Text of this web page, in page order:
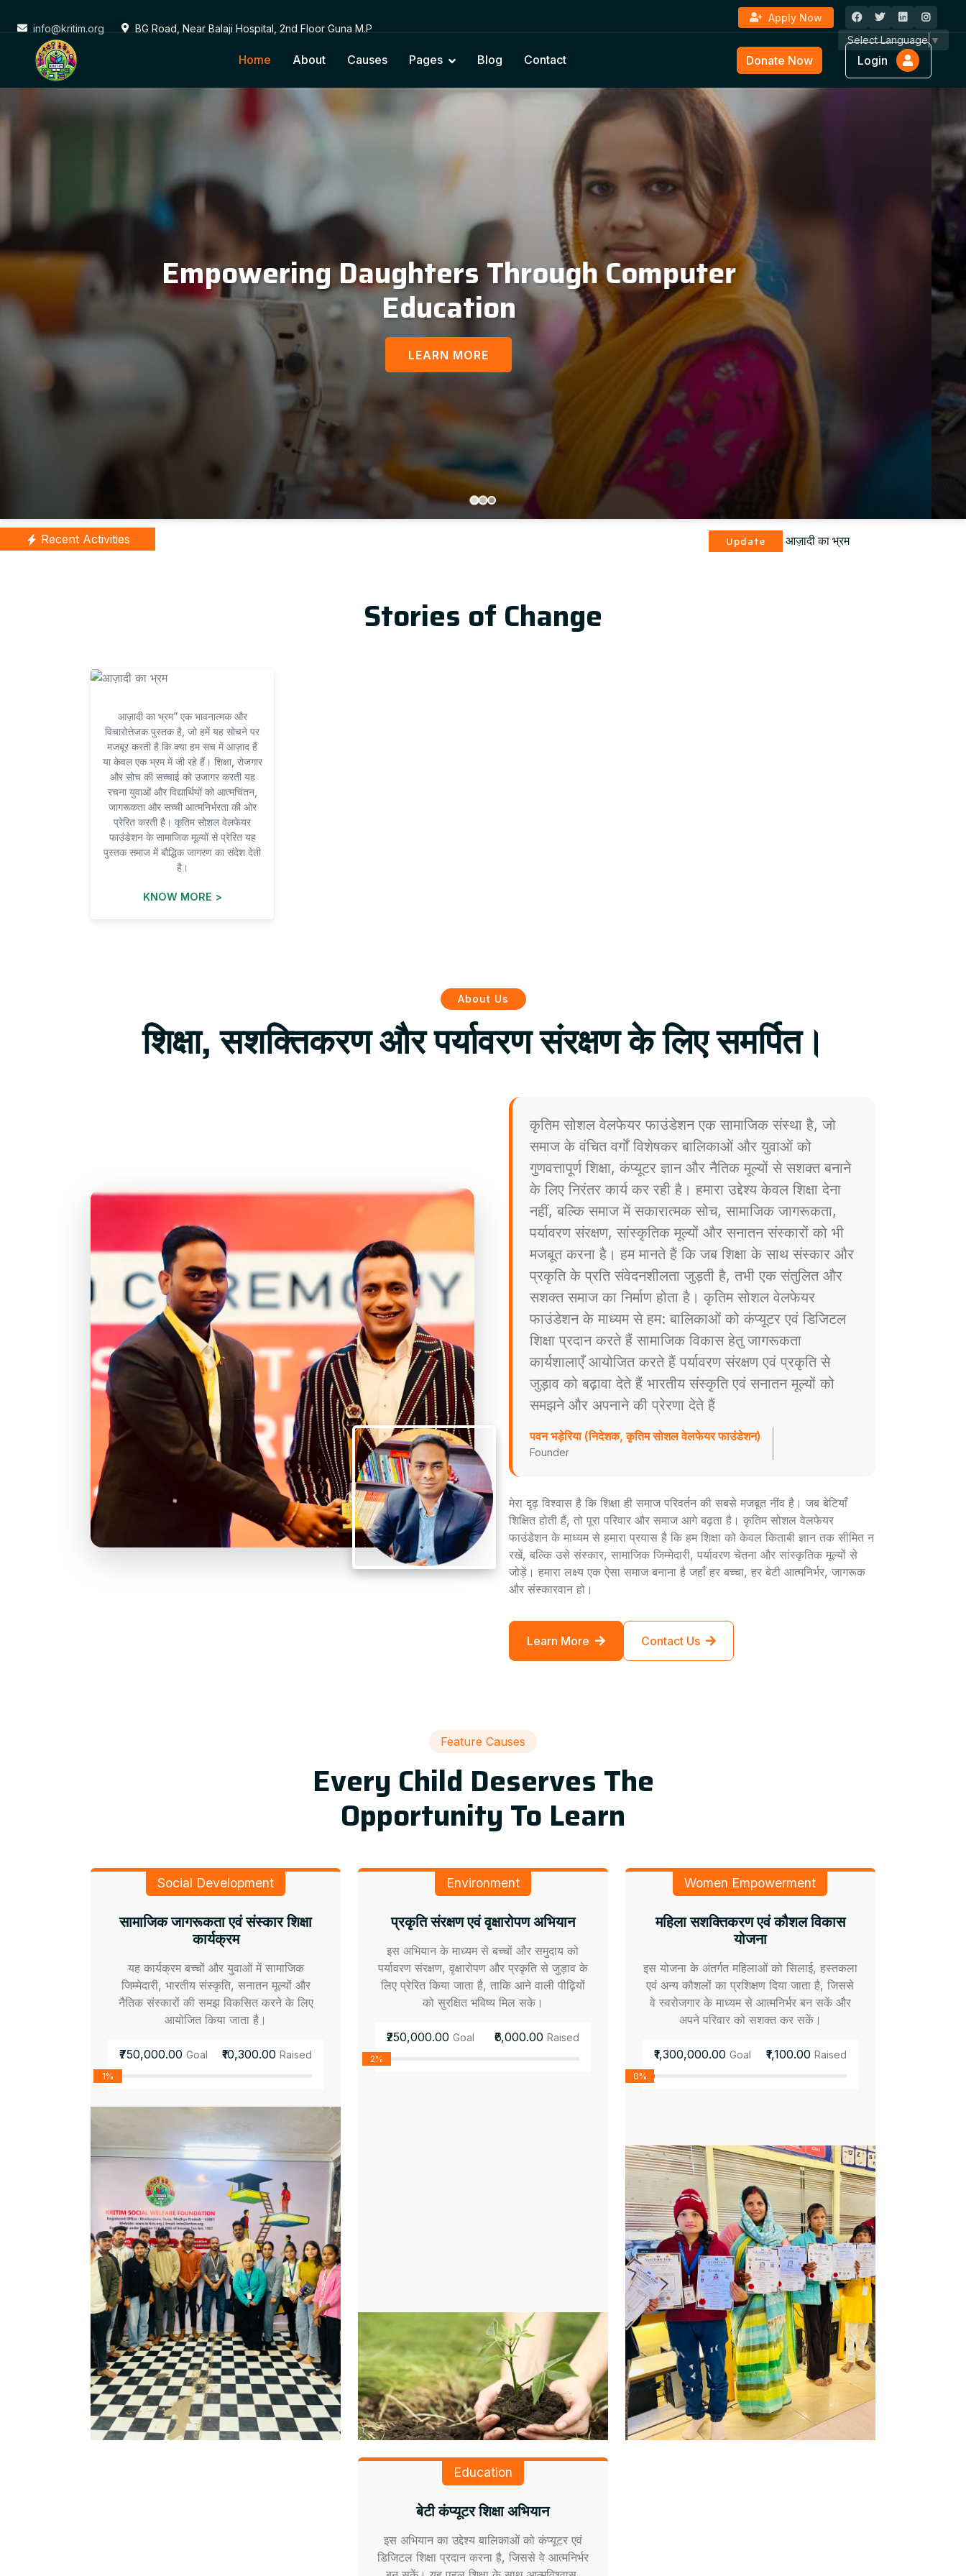
info@kritim.org BG Road, Near Balaji Hospital, 2nd Floor Guna M.P
Apply Now
Select Language ▼
Home About Causes Pages Blog Contact Donate Now Login
Connecting Education with Nature &
Cultural Values
LEARN MORE
Recent Activities आज़ादी का भ्रम
Stories of Change
आज़ादी का भ्रम” एक भावनात्मक और
विचारोत्तेजक पुस्तक है, जो हमें यह सोचने पर
मजबूर करती है कि क्या हम सच में आज़ाद हैं
या केवल एक भ्रम में जी रहे हैं। शिक्षा, रोजगार
और सोच की सच्चाई को उजागर करती यह
रचना युवाओं और विद्यार्थियों को आत्मचिंतन,
जागरूकता और सच्ची आत्मनिर्भरता की ओर
प्रेरित करती है। कृतिम सोशल वेलफेयर
फाउंडेशन के सामाजिक मूल्यों से प्रेरित यह
पुस्तक समाज में बौद्धिक जागरण का संदेश देती
है।
KNOW MORE >
About Us
शिक्षा, सशक्तिकरण और पर्यावरण संरक्षण के लिए समर्पित।
कृतिम सोशल वेलफेयर फाउंडेशन एक सामाजिक संस्था है, जो
समाज के वंचित वर्गों विशेषकर बालिकाओं और युवाओं को
गुणवत्तापूर्ण शिक्षा, कंप्यूटर ज्ञान और नैतिक मूल्यों से सशक्त बनाने
के लिए निरंतर कार्य कर रही है। हमारा उद्देश्य केवल शिक्षा देना
नहीं, बल्कि समाज में सकारात्मक सोच, सामाजिक जागरूकता,
पर्यावरण संरक्षण, सांस्कृतिक मूल्यों और सनातन संस्कारों को भी
मजबूत करना है। हम मानते हैं कि जब शिक्षा के साथ संस्कार और
प्रकृति के प्रति संवेदनशीलता जुड़ती है, तभी एक संतुलित और
सशक्त समाज का निर्माण होता है। कृतिम सोशल वेलफेयर
फाउंडेशन के माध्यम से हम: बालिकाओं को कंप्यूटर एवं डिजिटल
शिक्षा प्रदान करते हैं सामाजिक विकास हेतु जागरूकता
कार्यशालाएँ आयोजित करते हैं पर्यावरण संरक्षण एवं प्रकृति से
जुड़ाव को बढ़ावा देते हैं भारतीय संस्कृति एवं सनातन मूल्यों को
समझने और अपनाने की प्रेरणा देते हैं
पवन भड़ेरिया (निदेशक, कृतिम सोशल वेलफेयर फाउंडेशन)
Founder
मेरा दृढ़ विश्वास है कि शिक्षा ही समाज परिवर्तन की सबसे मजबूत नींव है। जब बेटियाँ
शिक्षित होती हैं, तो पूरा परिवार और समाज आगे बढ़ता है। कृतिम सोशल वेलफेयर
फाउंडेशन के माध्यम से हमारा प्रयास है कि हम शिक्षा को केवल किताबी ज्ञान तक सीमित न
रखें, बल्कि उसे संस्कार, सामाजिक जिम्मेदारी, पर्यावरण चेतना और सांस्कृतिक मूल्यों से
जोड़ें। हमारा लक्ष्य एक ऐसा समाज बनाना है जहाँ हर बच्चा, हर बेटी आत्मनिर्भर, जागरूक
और संस्कारवान हो।
Learn More Contact Us
Feature Causes
Every Child Deserves The
Opportunity To Learn
Social Development
सामाजिक जागरूकता एवं संस्कार शिक्षा
कार्यक्रम
यह कार्यक्रम बच्चों और युवाओं में सामाजिक
जिम्मेदारी, भारतीय संस्कृति, सनातन मूल्यों और
नैतिक संस्कारों की समझ विकसित करने के लिए
आयोजित किया जाता है।
₹750,000.00Goal ₹10,300.00 Raised
1%
Environment
प्रकृति संरक्षण एवं वृक्षारोपण अभियान
इस अभियान के माध्यम से बच्चों और समुदाय को
पर्यावरण संरक्षण, वृक्षारोपण और प्रकृति से जुड़ाव के
लिए प्रेरित किया जाता है, ताकि आने वाली पीढ़ियों
को सुरक्षित भविष्य मिल सके।
₹250,000.00 Goal ₹6,000.00 Raised
2%
Women Empowerment
महिला सशक्तिकरण एवं कौशल विकास
योजना
इस योजना के अंतर्गत महिलाओं को सिलाई, हस्तकला
एवं अन्य कौशलों का प्रशिक्षण दिया जाता है, जिससे
वे स्वरोजगार के माध्यम से आत्मनिर्भर बन सकें और
अपने परिवार को सशक्त कर सकें।
₹1,300,000.00 Goal ₹1,100.00 Raised
0%
Education
बेटी कंप्यूटर शिक्षा अभियान
इस अभियान का उद्देश्य बालिकाओं को कंप्यूटर एवं
डिजिटल शिक्षा प्रदान करना है, जिससे वे आत्मनिर्भर